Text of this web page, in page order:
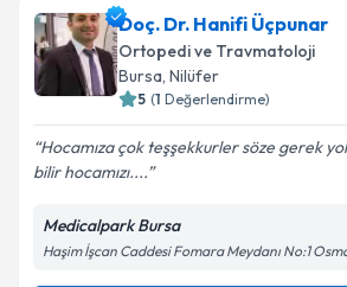
E-posta Adresiniz
Kişisel verilerimin işlenmesine
Metni
Doç. Dr. Hanifi Üçpunar
Ortopedi ve Travmatoloji
Bursa, Nilüfer
5 (1 Değerlendirme)
Hocamıza çok teşşekkurler söze gerek
bilir hocamızı....
Medicalpark Bursa
Haşim İşcan Caddesi Fomara Meydanı No:1